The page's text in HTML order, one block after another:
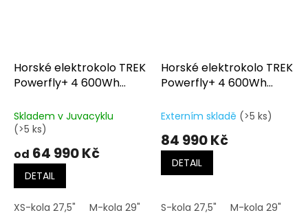
Horské elektrokolo TREK
Powerfly+ 4 600Wh
Star/Matte Dark Web
Skladem v Juvacyklu
(>5 ks)
od 64 990 Kč
DETAIL
XS-kola 27,5" M-kola 29" L-kola 29" XL-kola 29"
Horské elektrokolo TREK
Powerfly+ 4 600Wh
Red/Matte Dark Star
Externím skladě (>5 ks)
84 990 Kč
DETAIL
S-kola 27,5" M-kola 29"